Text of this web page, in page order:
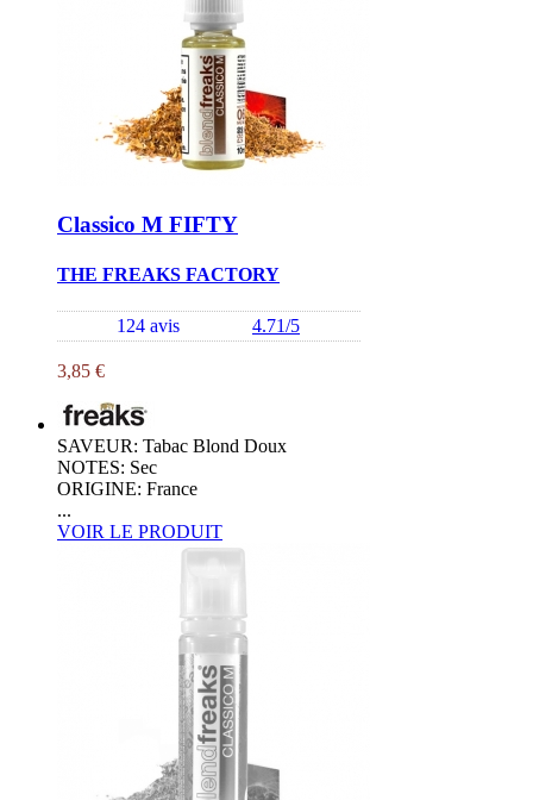
Classico M FIFTY
THE FREAKS FACTORY
124 avis 4.71/5
3,85 €
SAVEUR: Tabac Blond Doux
NOTES: Sec
ORIGINE: France
...
VOIR LE PRODUIT